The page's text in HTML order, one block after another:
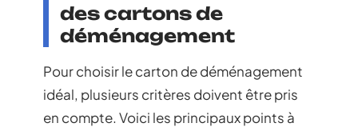
des cartons de
déménagement
Pour choisir le carton de déménagement
idéal, plusieurs critères doivent être pris
en compte. Voici les principaux points à